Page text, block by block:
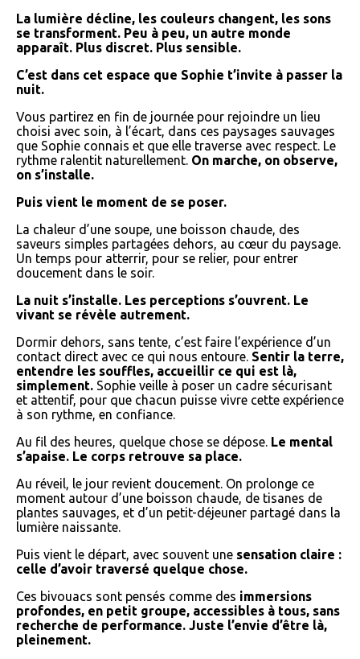
La lumière décline, les couleurs changent, les sons
se transforment. Peu à peu, un autre monde
apparaît. Plus discret. Plus sensible.
C’est dans cet espace que Sophie t’invite à passer la
nuit.
Vous partirez en fin de journée pour rejoindre un lieu
choisi avec soin, à l’écart, dans ces paysages sauvages
que Sophie connais et que elle traverse avec respect. Le
rythme ralentit naturellement. On marche, on observe,
on s’installe.
Puis vient le moment de se poser.
La chaleur d’une soupe, une boisson chaude, des
saveurs simples partagées dehors, au cœur du paysage.
Un temps pour atterrir, pour se relier, pour entrer
doucement dans le soir.
La nuit s’installe. Les perceptions s’ouvrent. Le
vivant se révèle autrement.
Dormir dehors, sans tente, c’est faire l’expérience d’un
contact direct avec ce qui nous entoure. Sentir la terre,
entendre les souffles, accueillir ce qui est là,
simplement. Sophie veille à poser un cadre sécurisant
et attentif, pour que chacun puisse vivre cette expérience
à son rythme, en confiance.
Au fil des heures, quelque chose se dépose. Le mental
s’apaise. Le corps retrouve sa place.
Au réveil, le jour revient doucement. On prolonge ce
moment autour d’une boisson chaude, de tisanes de
plantes sauvages, et d’un petit-déjeuner partagé dans la
lumière naissante.
Puis vient le départ, avec souvent une sensation claire :
celle d’avoir traversé quelque chose.
Ces bivouacs sont pensés comme des immersions
profondes, en petit groupe, accessibles à tous, sans
recherche de performance. Juste l’envie d’être là,
pleinement.